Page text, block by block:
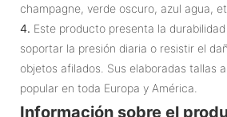
champagne, verde oscuro, azul agua,
4. Este producto presenta la
soportar la presión diaria o resistir el
objetos afilados. Sus elaboradas tallas
popular en toda Europa y América.
Información sobre el